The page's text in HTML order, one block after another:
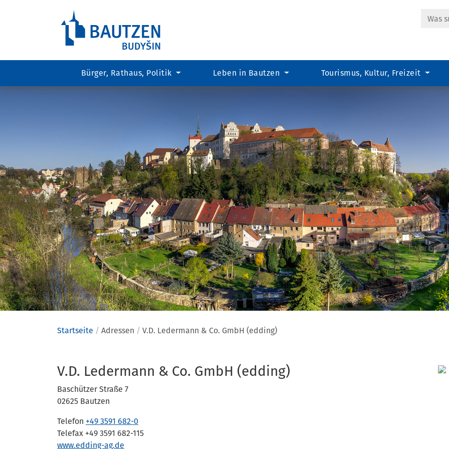
Hauptregion
Bürger, Rathaus, Politik Leben in Bautzen Tourismus, Kultur, Freizeit
Startseite Adressen V.D. Ledermann & Co. GmbH (edding)
Adressen
V.D. Ledermann & Co. GmbH (edding)
Baschützer Straße 7
02625 Bautzen
Telefon +49 3591 682-0
Telefax +49 3591 682-115
www.edding-ag.de